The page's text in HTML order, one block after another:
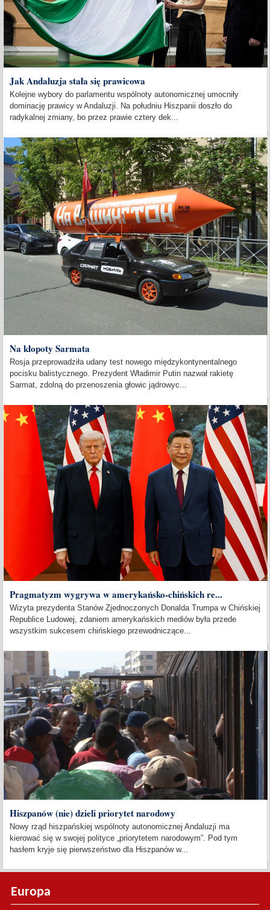
Jak Andaluzja stała się prawicowa
Kolejne wybory do parlamentu wspólnoty autonomicznej umocniły
dominację prawicy w Andaluzji. Na południu Hiszpanii doszło do
radykalnej zmiany, bo przez prawie cztery dek...
Na kłopoty Sarmata
Rosja przeprowadziła udany test nowego międzykontynentalnego
pocisku balistycznego. Prezydent Władimir Putin nazwał rakietę
Sarmat, zdolną do przenoszenia głowic jądrowyc...
Pragmatyzm wygrywa w amerykańsko-chińskich re...
Wizyta prezydenta Stanów Zjednoczonych Donalda Trumpa w Chińskiej
Republice Ludowej, zdaniem amerykańskich mediów była przede
wszystkim sukcesem chińskiego przewodniczące...
Hiszpanów (nie) dzieli priorytet narodowy
Nowy rząd hiszpańskiej wspólnoty autonomicznej Andaluzji ma
kierować się w swojej polityce „priorytetem narodowym”. Pod tym
hasłem kryje się pierwszeństwo dla Hiszpanów w...
Europa